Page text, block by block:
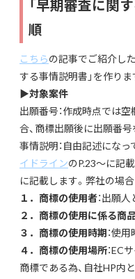
「早期審査に関
順
こちらの記事でご紹介した
する事情説明書」を作りま
▶対象案件
出願番号：作成時点では
合、商標出願後に出願番号
事情説明：自由記述にな
イドラインのP.23～に記
に記載します。弊社の場
１．商標の使用者：出願
２．商標の使用に係る商品
３．商標の使用時期：使
４．商標の使用場所：EC
商標である為、自社HP内